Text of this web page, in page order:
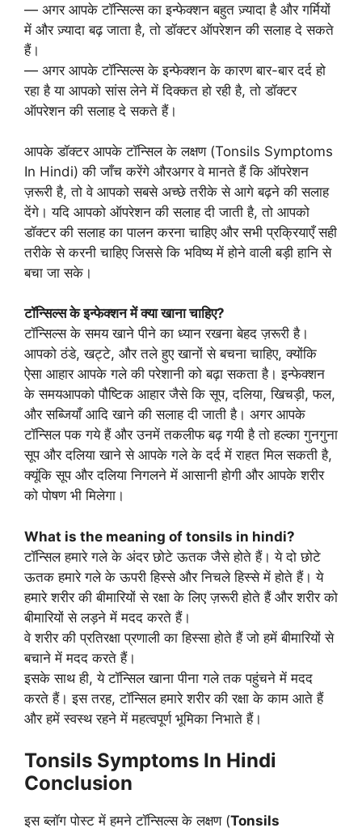
— अगर आपके टॉन्सिल्स का इन्फेक्शन बहुत ज़्यादा है और गर्मियों
में और ज़्यादा बढ़ जाता है, तो डॉक्टर ऑपरेशन की सलाह दे सकते
हैं।
— अगर आपके टॉन्सिल्स के इन्फेक्शन के कारण बार-बार दर्द हो
रहा है या आपको सांस लेने में दिक्कत हो रही है, तो डॉक्टर
ऑपरेशन की सलाह दे सकते हैं।
आपके डॉक्टर आपके टॉन्सिल के लक्षण (Tonsils Symptoms
In Hindi) की जाँच करेंगे औरअगर वे मानते हैं कि ऑपरेशन
ज़रूरी है, तो वे आपको सबसे अच्छे तरीके से आगे बढ़ने की सलाह
देंगे। यदि आपको ऑपरेशन की सलाह दी जाती है, तो आपको
डॉक्टर की सलाह का पालन करना चाहिए और सभी प्रक्रियाएँ सही
तरीके से करनी चाहिए जिससे कि भविष्य में होने वाली बड़ी हानि से
बचा जा सके।
टॉन्सिल्स के इन्फेक्शन में क्या खाना चाहिए?
टॉन्सिल्स के समय खाने पीने का ध्यान रखना बेहद ज़रूरी है।
आपको ठंडे, खट्टे, और तले हुए खानों से बचना चाहिए, क्योंकि
ऐसा आहार आपके गले की परेशानी को बढ़ा सकता है। इन्फेक्शन
के समयआपको पौष्टिक आहार जैसे कि सूप, दलिया, खिचड़ी, फल,
और सब्जियाँ आदि खाने की सलाह दी जाती है। अगर आपके
टॉन्सिल पक गये हैं और उनमें तकलीफ बढ़ गयी है तो हल्का गुनगुना
सूप और दलिया खाने से आपके गले के दर्द में राहत मिल सकती है,
क्यूंकि सूप और दलिया निगलने में आसानी होगी और आपके शरीर
को पोषण भी मिलेगा।
What is the meaning of tonsils in hindi?
टॉन्सिल हमारे गले के अंदर छोटे ऊतक जैसे होते हैं। ये दो छोटे
ऊतक हमारे गले के ऊपरी हिस्से और निचले हिस्से में होते हैं। ये
हमारे शरीर की बीमारियों से रक्षा के लिए ज़रूरी होते हैं और शरीर को
बीमारियों से लड़ने में मदद करते हैं।
वे शरीर की प्रतिरक्षा प्रणाली का हिस्सा होते हैं जो हमें बीमारियों से
बचाने में मदद करते हैं।
इसके साथ ही, ये टॉन्सिल खाना पीना गले तक पहुंचने में मदद
करते हैं। इस तरह, टॉन्सिल हमारे शरीर की रक्षा के काम आते हैं
और हमें स्वस्थ रहने में महत्वपूर्ण भूमिका निभाते हैं।
Tonsils Symptoms In Hindi
Conclusion
इस ब्लॉग पोस्ट में हमने टॉन्सिल्स के लक्षण (Tonsils